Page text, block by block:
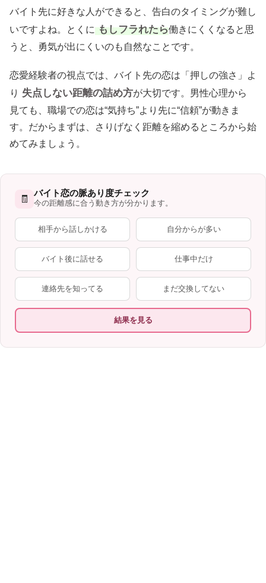
バイト先に好きな人ができると、告白のタイミングが難し
いですよね。とくに もしフラれたら働きにくくなると思
うと、勇気が出にくいのも自然なことです。
恋愛経験者の視点では、バイト先の恋は「押しの強さ」よ
り 失点しない距離の詰め方が大切です。男性心理から
見ても、職場での恋は“気持ち”より先に“信頼”が動きま
す。だからまずは、さりげなく距離を縮めるところから始
めてみましょう。
🧾
バイト恋の脈あり度チェック
今の距離感に合う動き方が分かります。
相手から話しかける 自分からが多い
バイト後に話せる 仕事中だけ
連絡先を知ってる まだ交換してない
結果を見る